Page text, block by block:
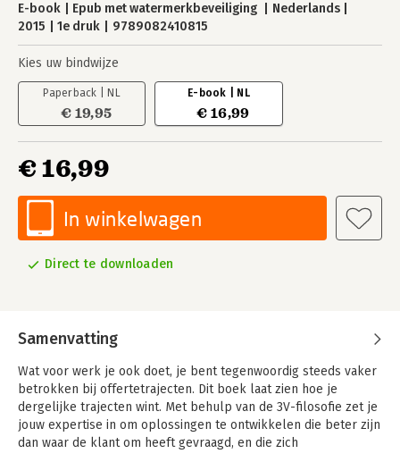
E-book Epub met watermerkbeveiliging
Nederlands
2015
1e druk 9789082410815
Kies uw bindwijze
Paperback | NL
€ 19,95
E-book | NL
€ 16,99
€ 16,99
In winkelwagen
Direct te downloaden
Samenvatting
Wat voor werk je ook doet, je bent tegenwoordig steeds vaker
betrokken bij offertetrajecten. Dit boek laat zien hoe je
dergelijke trajecten wint. Met behulp van de 3V-filosofie zet je
jouw expertise in om oplossingen te ontwikkelen die beter zijn
dan waar de klant om heeft gevraagd, en die zich